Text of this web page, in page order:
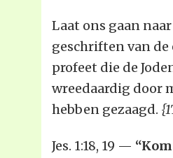
Laat ons gaan
geschriften van de
profeet die de
wreedaardig door
hebben gezaagd.
Jes. 1:18, 19 —